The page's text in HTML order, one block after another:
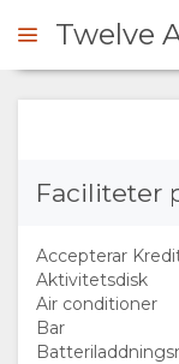
OM
OSS
Twelve
Faciliteter
Accepterar
Aktivitetsdisk
Air conditioner
Bar